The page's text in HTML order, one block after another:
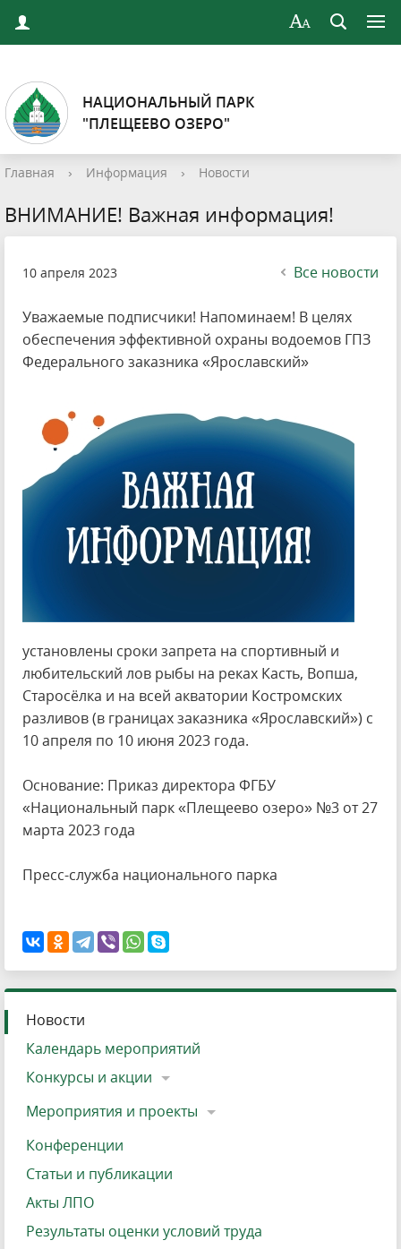
НАЦИОНАЛЬНЫЙ ПАРК
"ПЛЕЩЕЕВО ОЗЕРО"
Главная › Информация › Новости
ВНИМАНИЕ! Важная информация!
10 апреля 2023 Все новости
Уважаемые подписчики! Напоминаем! В целях
обеспечения эффективной охраны водоемов ГПЗ
Федерального заказника «Ярославский»
установлены сроки запрета на спортивный и
любительский лов рыбы на реках Касть, Вопша,
Старосёлка и на всей акватории Костромских
разливов (в границах заказника «Ярославский») с
10 апреля по 10 июня 2023 года.
Основание: Приказ директора ФГБУ
«Национальный парк «Плещеево озеро» №3 от 27
марта 2023 года
Пресс-служба национального парка
Новости
Календарь мероприятий
Конкурсы и акции
Мероприятия и проекты
Конференции
Статьи и публикации
Акты ЛПО
Результаты оценки условий труда